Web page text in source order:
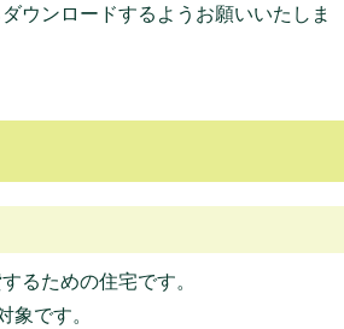
ウンロードするようお願いいたしま
るための住宅です。
象です。